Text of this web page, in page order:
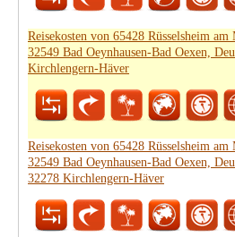
Reisekosten von 65428 Rüsselsheim
32549 Bad Oeynhausen-Bad Oexen,
Kirchlengern-Häver
Reisekosten von 65428 Rüsselsheim
32549 Bad Oeynhausen-Bad Oexen,
32278 Kirchlengern-Häver